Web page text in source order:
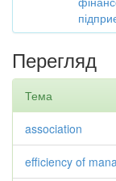
Перегляд
Тема
association
efficiency of